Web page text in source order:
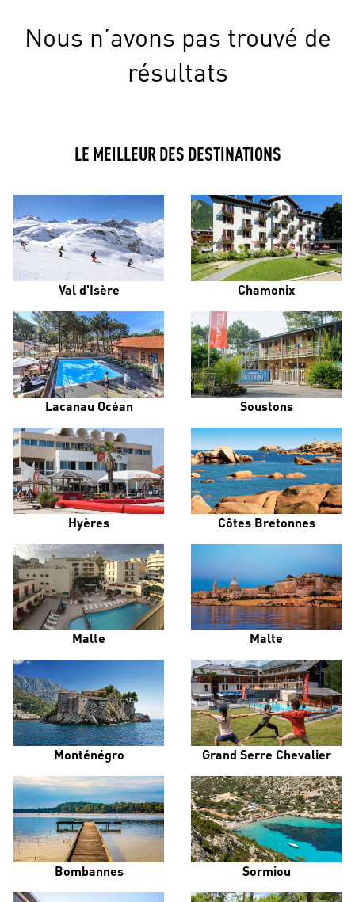
Nous n’avons pas trouvé de
résultats
LE MEILLEUR DES DESTINATIONS
Val d'Isère Chamonix
Lacanau Océan Soustons
Hyères Côtes Bretonnes
Malte Malte
Monténégro Grand Serre Chevalier
Bombannes Sormiou